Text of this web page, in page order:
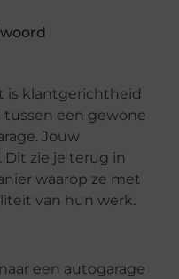
is klantgerichtheid
een gewone
Jouw
zie je terug in
waarop ze met
van hun werk.
een autogarage